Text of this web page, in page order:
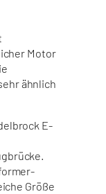
Motor
ähnlich
E-
Größe